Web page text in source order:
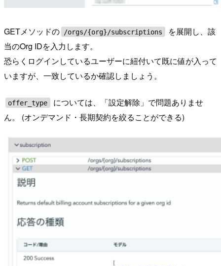
GETメソッドの /orgs/{org}/subscriptions
を展開し、該
当のOrg IDを入力します。
恐らくログインしているユーザーに紐付いて既に値が入って
いますが、一致しているか確認しましょう。
offer_type
については、「設定解除」で問題ありませ
ん。 (オンデマンド・長期契約を絞ることができる)